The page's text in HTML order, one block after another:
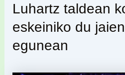
Luhartz taldean
eskeiniko du
egunean